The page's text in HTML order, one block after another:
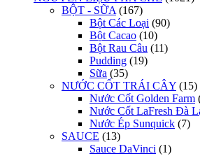
BỘT - SỮA (167)
Bột Các Loại (90)
Bột Cacao (10)
Bột Rau Câu (11)
Pudding (19)
Sữa (35)
NƯỚC CỐT TRÁI CÂY (15)
Nước Cốt Golden Farm
Nước Cốt LaFresh Đà
Nước Ép Sunquick (7)
SAUCE (13)
Sauce DaVinci (1)